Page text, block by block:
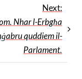
Next:
Nhar l-Erbgħa
quddiem il-
Parlament.